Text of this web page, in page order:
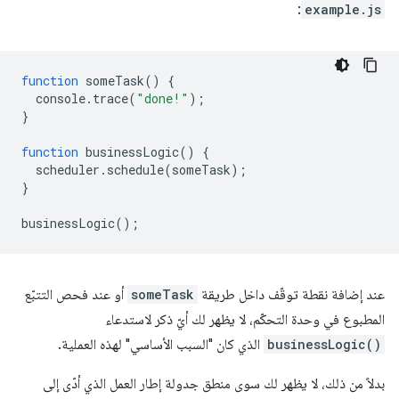
example.js
:
function someTask()
{
console. trace( "done!" );
}
function businessLogic()
{
scheduler . schedule(someTask);
}
businessLogic();
عند إضافة نقطة توقّف داخل طريقة someTask أو عند فحص التتبّع
المطبوع في وحدة التحكّم، لا يظهر لك أيّ ذكر لاستدعاء
businessLogic() الذي كان "السبب الأساسي" لهذه العملية.
بدلاً من ذلك، لا يظهر لك سوى منطق جدولة إطار العمل الذي أدّى إلى